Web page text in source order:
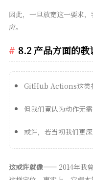
因此，一旦放宽这一要求
应。
8.2 产品方面的教
GitHub Actions这类
但我们竟认为动作无
或许，若当初我们更
这或许就像——2014年我